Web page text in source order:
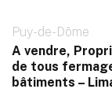
Puy-de-Dôme
A vendre,
de tous
bâtiments –